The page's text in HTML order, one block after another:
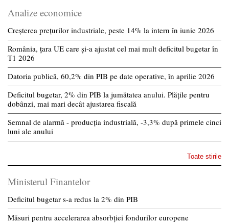
Analize economice
Creșterea prețurilor industriale, peste 14% la intern în iunie 2026
România, țara UE care și-a ajustat cel mai mult deficitul bugetar în
T1 2026
Datoria publică, 60,2% din PIB pe date operative, în aprilie 2026
Deficitul bugetar, 2% din PIB la jumătatea anului. Plățile pentru
dobânzi, mai mari decât ajustarea fiscală
Semnal de alarmă - producția industrială, -3,3% după primele cinci
luni ale anului
Toate stirile
Ministerul Finantelor
Deficitul bugetar s-a redus la 2% din PIB
Măsuri pentru accelerarea absorbției fondurilor europene